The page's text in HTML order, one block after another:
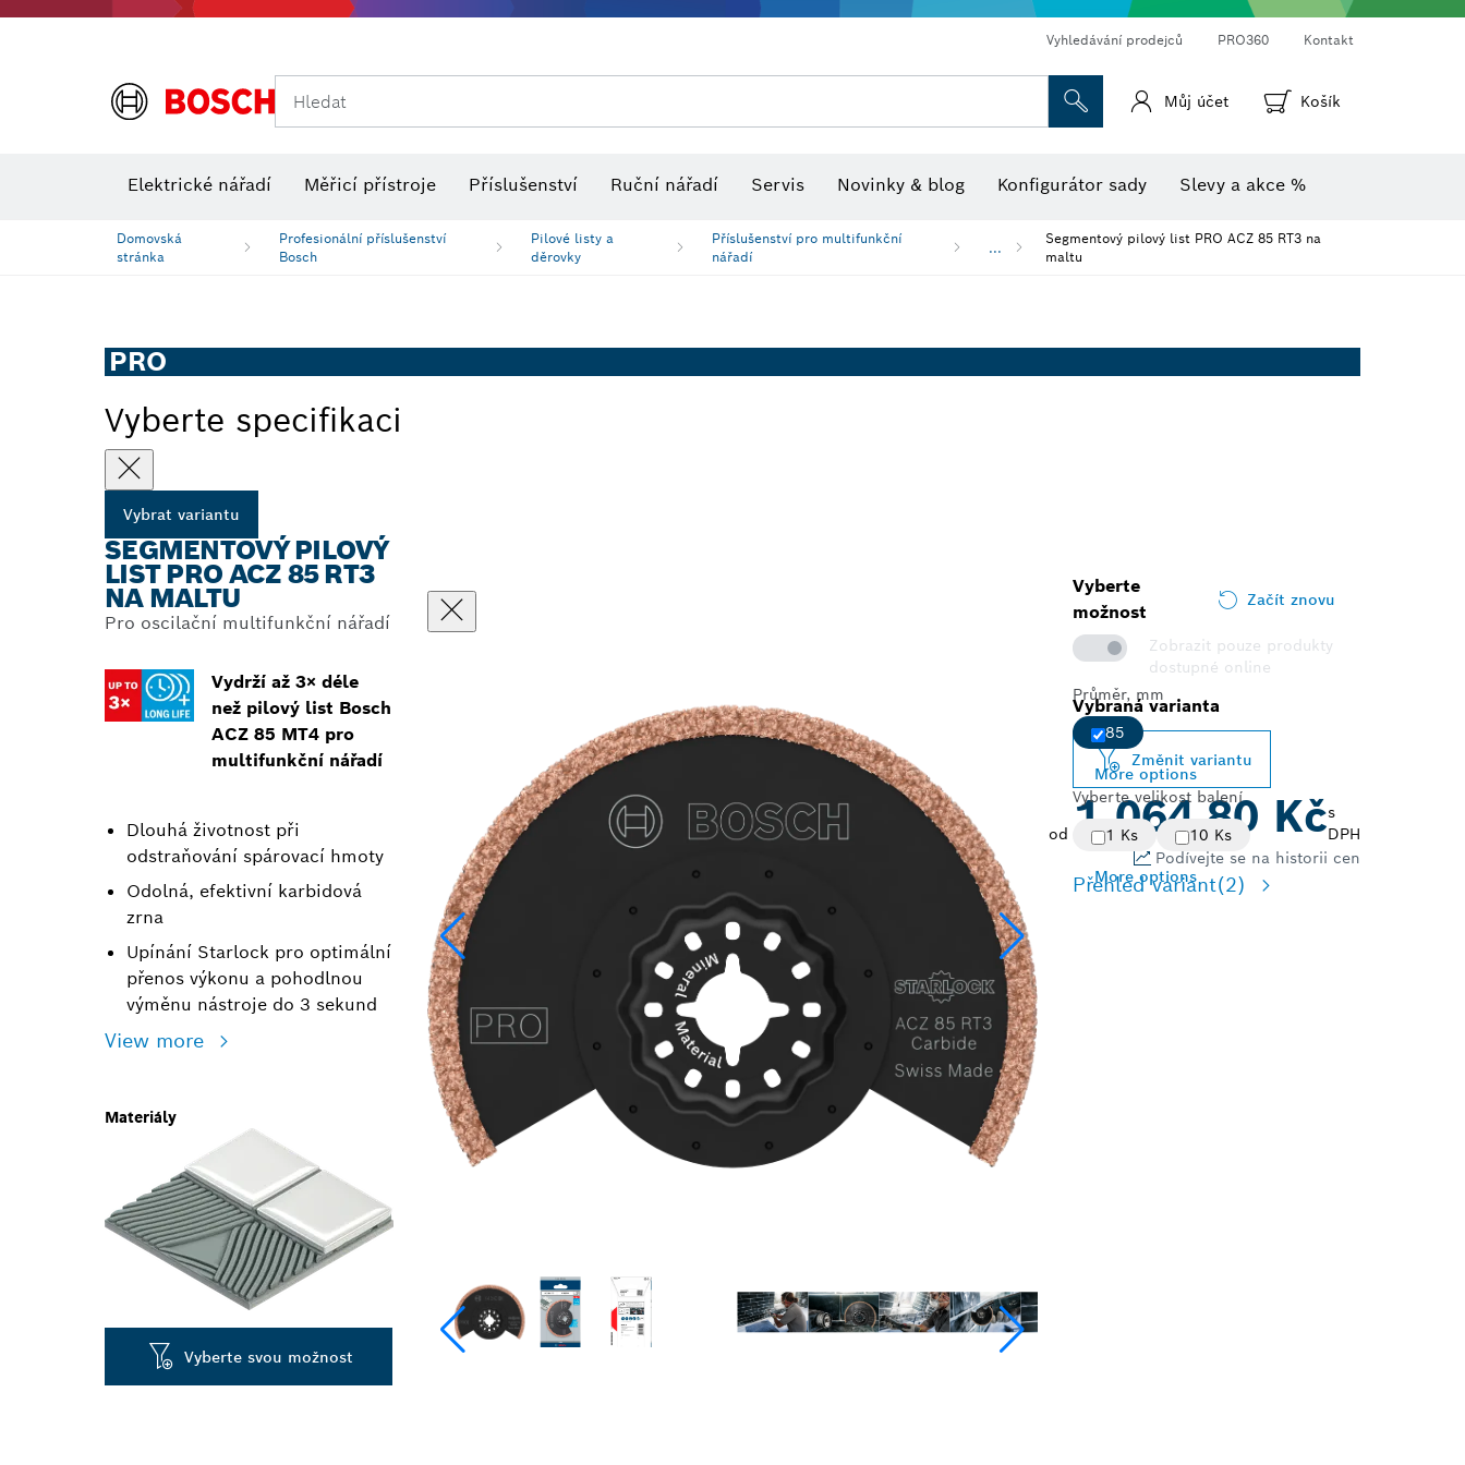
Vyhledávání prodejců PRO360 Kontakt
Hledat Můj účet Košík
Elektrické nářadí Měřicí přístroje Příslušenství Ruční nářadí Servis Novinky & blog Konfigurátor sady Slevy a akce %
Domovská
stránka
Profesionální příslušenství
Bosch
Pilové listy a
děrovky
Příslušenství pro multifunkční
nářadí
...
Segmentový pilový list PRO ACZ 85 RT3 na
maltu
PRO
Vyberte specifikaci
Vybrat variantu
SEGMENTOVÝ PILOVÝ
LIST PRO ACZ 85 RT3
NA MALTU
Pro oscilační multifunkční nářadí
Vydrží až 3× déle
než pilový list Bosch
ACZ 85 MT4 pro
multifunkční nářadí
Dlouhá životnost při
odstraňování spárovací hmoty
Odolná, efektivní karbidová
zrna
Upínání Starlock pro optimální
přenos výkonu a pohodlnou
výměnu nástroje do 3 sekund
View more
Materiály
Vyberte svou možnost
Vyberte
možnost
Začít znovu
Zobrazit pouze produkty
dostupné online
Průměr, mm
85
More options
Vyberte velikost balení
1 Ks
10 Ks
More options
Vybraná varianta
Změnit variantu
od 1 064,80 Kčs
DPH
Podívejte se na historii cen
Přehled variant(2)